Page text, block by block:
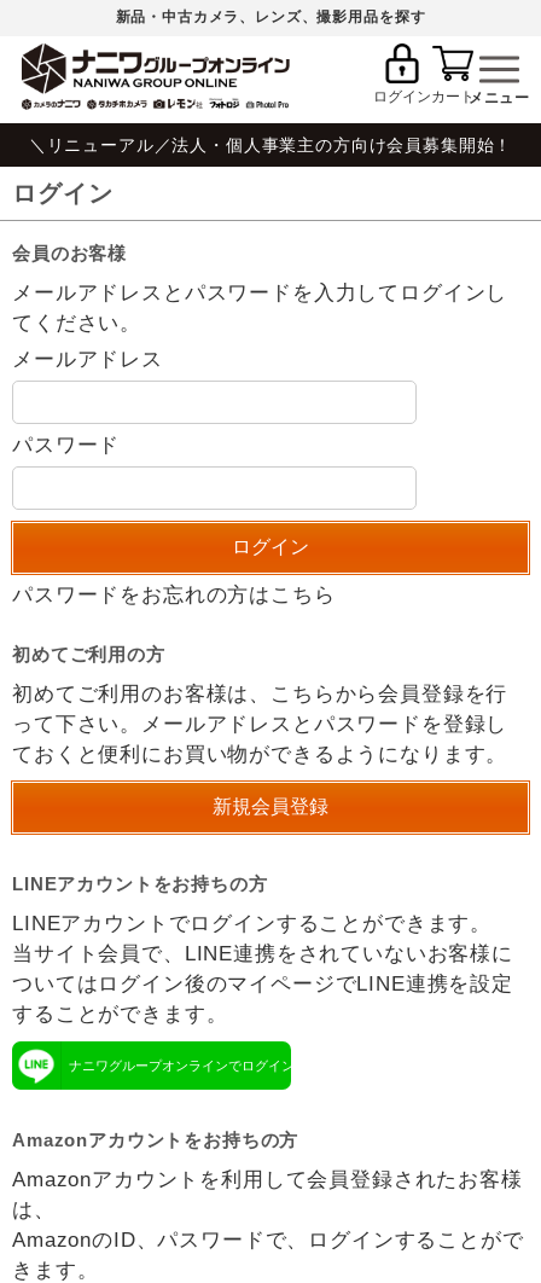
新品・中古カメラ、レンズ、撮影用品を探す
ログインカート
＼リニューアル／法人・個人事業主の方向け会員募集開始！
ログイン
会員のお客様
メールアドレスとパスワードを入力してログインし
てください。
メールアドレス
パスワード
パスワードをお忘れの方はこちら
初めてご利用の方
初めてご利用のお客様は、こちらから会員登録を行
って下さい。メールアドレスとパスワードを登録し
ておくと便利にお買い物ができるようになります。
LINEアカウントをお持ちの方
LINEアカウントでログインすることができます。
当サイト会員で、LINE連携をされていないお客様に
ついてはログイン後のマイページでLINE連携を設定
することができます。
ナニワグループオンラインでログイン
Amazonアカウントをお持ちの方
Amazonアカウントを利用して会員登録されたお客様
は、
AmazonのID、パスワードで、ログインすることがで
きます。